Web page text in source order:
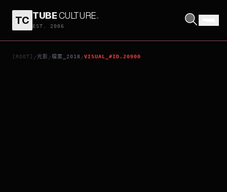
TC TUBECULTURE.
EST. 2006
[ROOT] /光影 /檔案_2018 /VISUAL_#ID.20900
CHUCK BERRY, BROWN-EYED HANDSOME MAN